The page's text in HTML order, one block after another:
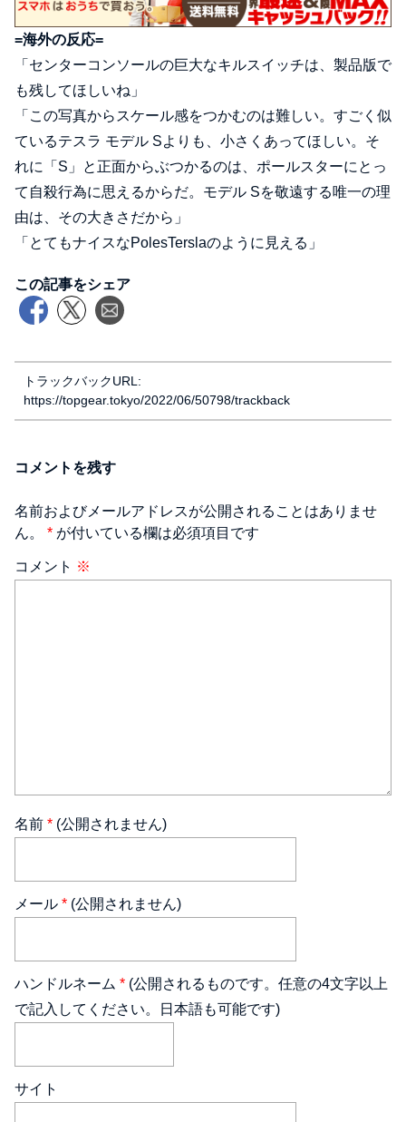
=海外の反応=
「センターコンソールの巨大なキルスイッチは、製品版で
も残してほしいね」
「この写真からスケール感をつかむのは難しい。すごく似
ているテスラ モデル Sよりも、小さくあってほしい。そ
れに「S」と正面からぶつかるのは、ポールスターにとっ
て自殺行為に思えるからだ。モデル Sを敬遠する唯一の理
由は、その大きさだから」
「とてもナイスなPolesTerslaのように見える」
この記事をシェア
トラックバックURL:
https://topgear.tokyo/2022/06/50798/trackback
コメントを残す
名前およびメールアドレスが公開されることはありませ
ん。 * が付いている欄は必須項目です
コメント ※
名前 * (公開されません)
メール * (公開されません)
ハンドルネーム * (公開されるものです。任意の4文字以上
で記入してください。日本語も可能です)
サイト